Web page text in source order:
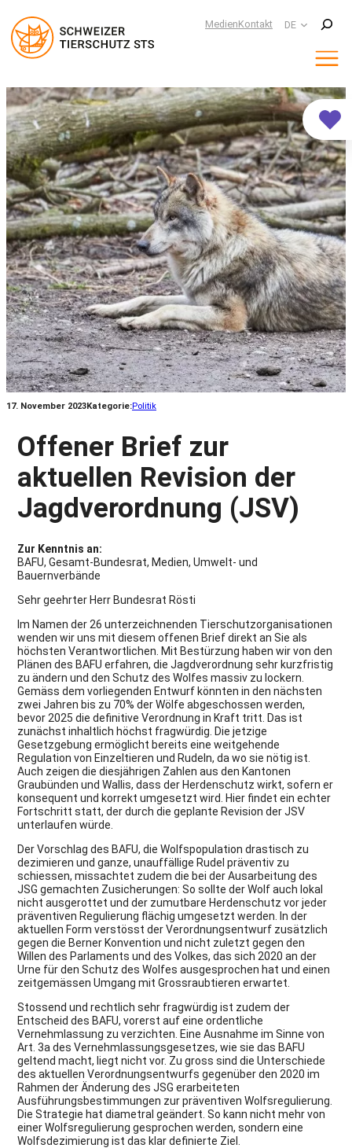
MedienKontakt DE
Suchen
17. November 2023Kategorie:Politik
Offener Brief zur
aktuellen Revision der
Jagdverordnung (JSV)
Zur Kenntnis an:
BAFU, Gesamt-Bundesrat, Medien, Umwelt- und
Bauernverbände
Sehr geehrter Herr Bundesrat Rösti
Im Namen der 26 unterzeichnenden Tierschutzorganisationen
wenden wir uns mit diesem offenen Brief direkt an Sie als
höchsten Verantwortlichen. Mit Bestürzung haben wir von den
Plänen des BAFU erfahren, die Jagdverordnung sehr kurzfristig
zu ändern und den Schutz des Wolfes massiv zu lockern.
Gemäss dem vorliegenden Entwurf könnten in den nächsten
zwei Jahren bis zu 70% der Wölfe abgeschossen werden,
bevor 2025 die definitive Verordnung in Kraft tritt. Das ist
zunächst inhaltlich höchst fragwürdig. Die jetzige
Gesetzgebung ermöglicht bereits eine weitgehende
Regulation von Einzeltieren und Rudeln, da wo sie nötig ist.
Auch zeigen die diesjährigen Zahlen aus den Kantonen
Graubünden und Wallis, dass der Herdenschutz wirkt, sofern er
konsequent und korrekt umgesetzt wird. Hier findet ein echter
Fortschritt statt, der durch die geplante Revision der JSV
unterlaufen würde.
Der Vorschlag des BAFU, die Wolfspopulation drastisch zu
dezimieren und ganze, unauffällige Rudel präventiv zu
schiessen, missachtet zudem die bei der Ausarbeitung des
JSG gemachten Zusicherungen: So sollte der Wolf auch lokal
nicht ausgerottet und der zumutbare Herdenschutz vor jeder
präventiven Regulierung flächig umgesetzt werden. In der
aktuellen Form verstösst der Verordnungsentwurf zusätzlich
gegen die Berner Konvention und nicht zuletzt gegen den
Willen des Parlaments und des Volkes, das sich 2020 an der
Urne für den Schutz des Wolfes ausgesprochen hat und einen
zeitgemässen Umgang mit Grossraubtieren erwartet.
Stossend und rechtlich sehr fragwürdig ist zudem der
Entscheid des BAFU, vorerst auf eine ordentliche
Vernehmlassung zu verzichten. Eine Ausnahme im Sinne von
Art. 3a des Vernehmlassungsgesetzes, wie sie das BAFU
geltend macht, liegt nicht vor. Zu gross sind die Unterschiede
des aktuellen Verordnungsentwurfs gegenüber den 2020 im
Rahmen der Änderung des JSG erarbeiteten
Ausführungsbestimmungen zur präventiven Wolfsregulierung.
Die Strategie hat diametral geändert. So kann nicht mehr von
einer Wolfsregulierung gesprochen werden, sondern eine
Wolfsdezimierung ist das klar definierte Ziel.